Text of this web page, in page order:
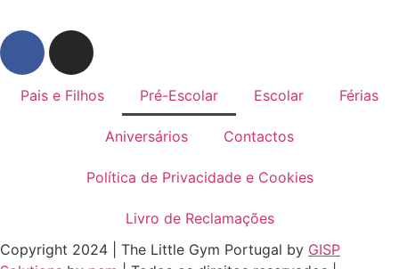
Pais e Filhos Pré-Escolar Escolar Férias
Aniversários Contactos
Política de Privacidade e Cookies
Livro de Reclamações
Copyright 2024 | The Little Gym Portugal by GISP